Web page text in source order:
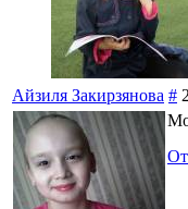
Айзиля Закирзянова #